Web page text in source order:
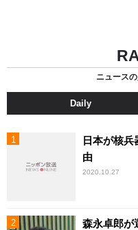
ニュース
Daily
日本が核
由
2020.10.27
森永卓郎が